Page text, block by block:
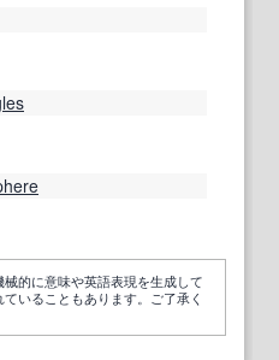
的に意味や英語表現を生成して
いることもあります。ご了承く